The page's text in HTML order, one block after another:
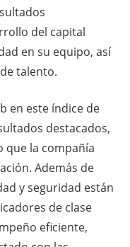
del capital
en su equipo, así
talento.
en este índice de
destacados,
que la compañía
Además de
y seguridad están
de clase
eficiente,